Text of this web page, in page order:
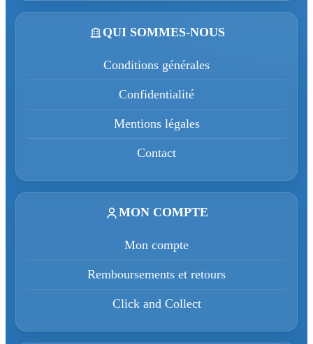
QUI SOMMES-NOUS
Conditions générales
Confidentialité
Mentions légales
Contact
MON COMPTE
Mon compte
Remboursements et retours
Click and Collect